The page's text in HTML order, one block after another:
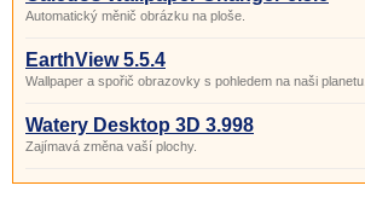
Automatický měnič obrázku na ploše.
EarthView 5.5.4
Wallpaper a spořič obrazovky s pohledem na naši planetu.
Watery Desktop 3D 3.998
Zajímavá změna vaší plochy.